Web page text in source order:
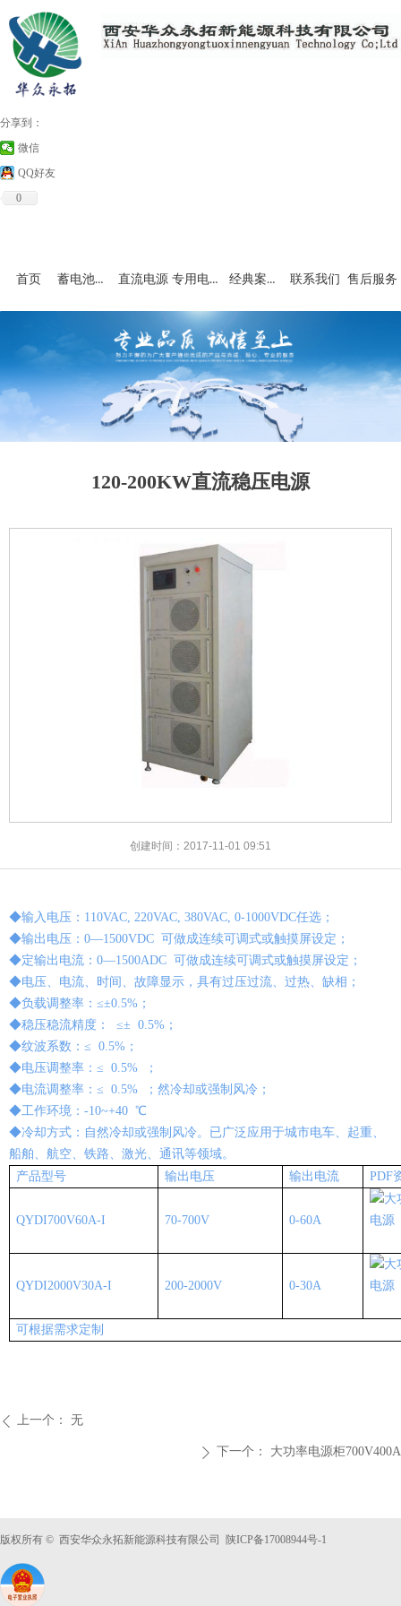
分享到：
微信
QQ好友
0
首页 蓄电池充放电设备 直流电源 专用电源和非标产品 经典案例及资料下载 联系我们 售后服务
120-200KW直流稳压电源
ꄴ 上一个： 无
ꄲ 下一个： 大功率电源柜700V400A
◆输入电压：110VAC, 220VAC, 380VAC, 0-1000VDC任选；
◆输出电压：0—1500VDC 可做成连续可调式或触摸屏设定；
◆定输出电流：0—1500ADC 可做成连续可调式或触摸屏设定；
◆电压、电流、时间、故障显示，具有过压过流、过热、缺相；
◆负载调整率：≤±0.5%；
◆稳压稳流精度： ≤± 0.5%；
◆纹波系数：≤ 0.5%；
◆电压调整率：≤ 0.5% ；
◆电流调整率：≤ 0.5% ；然冷却或强制风冷；
◆工作环境：-10~+40 ℃
◆冷却方式：自然冷却或强制风冷。已广泛应用于城市电车、起重、
船舶、航空、铁路、激光、通讯等领域。
产品型号
输出电压 输出电流 PDF
QYDI700V60A-I 70-700V 0-60A
QYDI2000V30A-I 200-2000V 0-30A
可根据需求定制
创建时间： 2017-11-01 09:51
版权所有 © 西安华众永拓新能源科技有限公司 陕ICP备17008944号-1